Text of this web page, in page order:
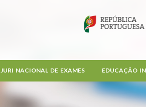
JURI NACIONAL DE EXAMES EDUCAÇÃO